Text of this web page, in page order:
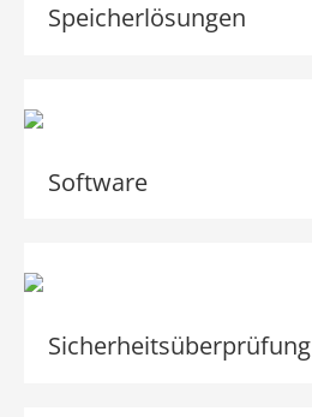
Speicherlösungen
Software
Sicherheitsüberprüfung